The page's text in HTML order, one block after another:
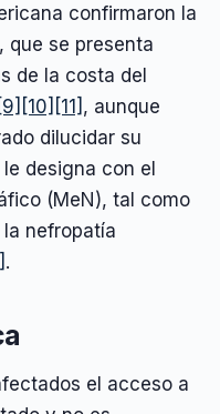
confirmaron la
que se presenta
de la costa del
[9] [10] [11] , aunque
dilucidar su
designa con el
(MeN), tal como
nefropatía
.
el acceso a